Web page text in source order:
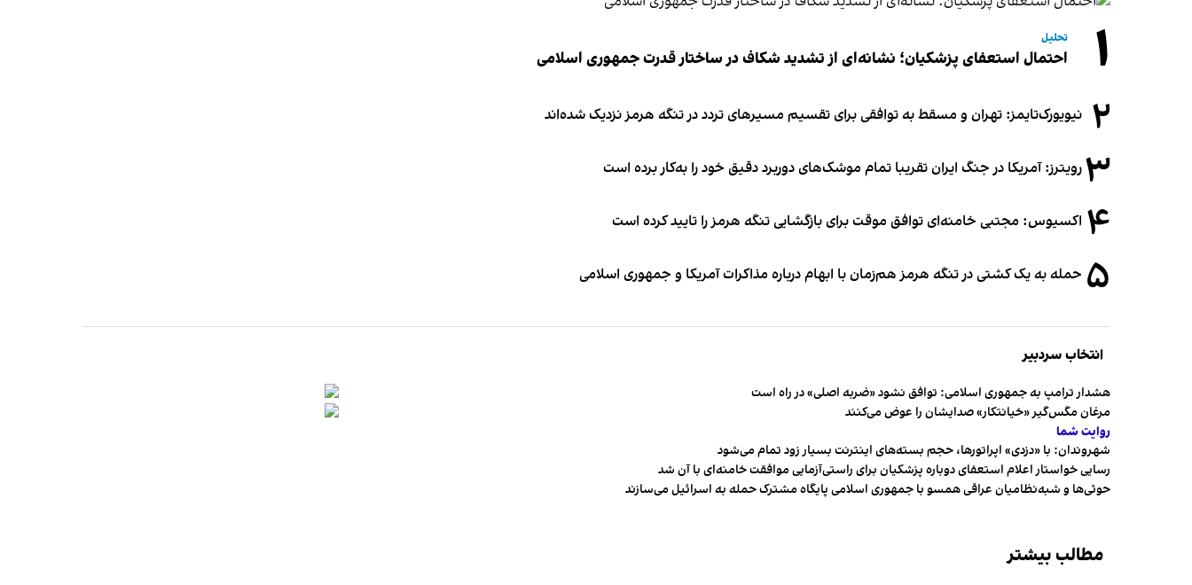
۱ تحلیل
احتمال استعفای پزشکیان؛ نشانه‌ای از تشدید شکاف در ساختار قدرت جمهوری اسلامی
۲ نیویورک‌تایمز: تهران و مسقط به توافقی برای تقسیم مسیرهای تردد در تنگه هرمز نزدیک شده‌اند
۳رویترز: آمریکا در جنگ ایران تقریبا تمام موشک‌های دوربرد دقیق خود را به‌کار برده است
۴ اکسیوس: مجتبی خامنه‌ای توافق موقت برای بازگشایی تنگه هرمز را تایید کرده است
۵ حمله به یک کشتی در تنگه هرمز هم‌زمان با ابهام درباره مذاکرات آمریکا و جمهوری اسلامی
انتخاب سردبیر
هشدار ترامپ به جمهوری اسلامی: توافق نشود «ضربه اصلی» در راه است
مرغان مگس‌گیر «خیانتکار» صدایشان را عوض می‌کنند
روایت شما
شهروندان:‌ با «دزدی» اپراتورها، حجم بسته‌های اینترنت بسیار زود تمام می‌شود
رسایی خواستار اعلام استعفای دوباره پزشکیان برای راستی‌آزمایی موافقت خامنه‌ای با آن شد
حوثی‌ها و شبه‌نظامیان عراقی همسو با جمهوری اسلامی پایگاه مشترک حمله به اسرائیل می‌سازند
مطالب بیشتر